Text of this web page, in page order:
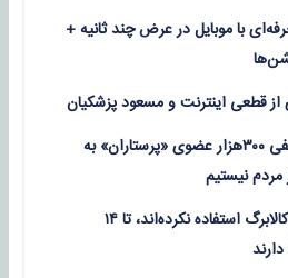
با موبایل در عرض چند ثانیه +
از قطعی اینترنت و مسعود پزشکیان
«نه» محکم نظام صنفی ۳۰۰هزار عضوی «پرستاران» به
مردم نیستیم
کسانی که تاکنون از کالابرگ استفاده نکرده‌اند، تا ۱۴